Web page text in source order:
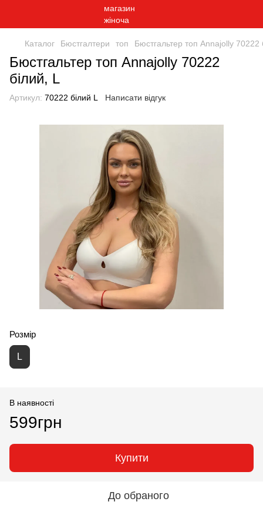
Каталог Бюстгалтери топ Бюстгальтер топ Annajolly 70222
Бюстгальтер топ Annajolly 70222
білий, L
Артикул: 70222 білий L Написати відгук
Розмір
L
В наявності
599грн
Купити
До обраного